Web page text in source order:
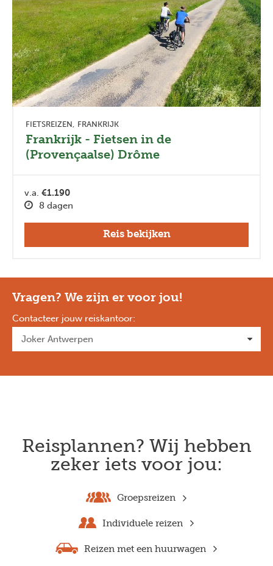
FIETSREIZEN FRANKRIJK
Frankrijk - Fietsen in de
(Provençaalse) Drôme
v.a. €1.190
8 dagen
Reis bekijken
Vragen? We zijn er voor jou!
Contacteer jouw reiskantoor:
Reisplannen? Wij hebben
zeker iets voor jou:
Groepsreizen
Individuele reizen
Reizen met een huurwagen